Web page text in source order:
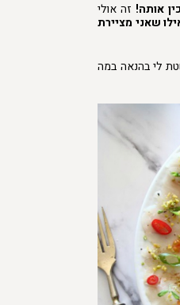
אותה! זה אולי
שאני מציירת
לי בהנאה במה